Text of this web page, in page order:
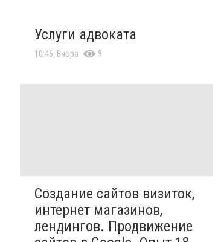
Услуги адвоката
10:46, Вчора 9
Создание сайтов визиток,
интернет магазинов,
лендингов. Продвижение